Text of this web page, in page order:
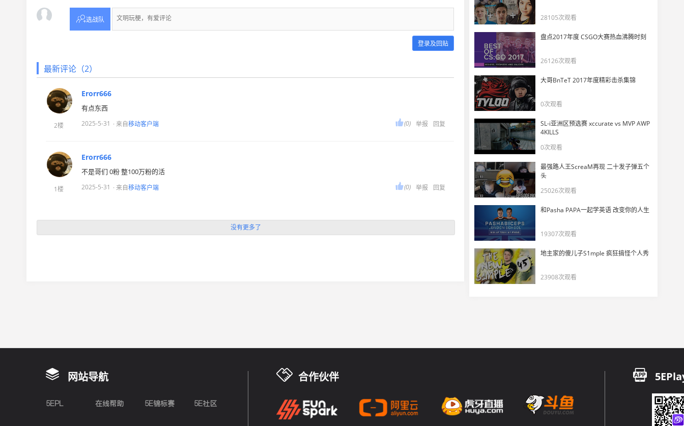
开麦可惜，闭麦撒币
CS职业哥打bot热身集合
IEM达拉斯2025精彩时刻
不巧的是 我是一个很不会分别的人
唐人也是人！
“我当然知道那不是我的月亮”
IEM达拉斯2025决赛精彩镜头
200IQ的战术
4760
37
选战队
登录及回贴
最新评论（2）
2楼
Erorr666
有点东西
2025-5-31 · 来自移动客户端 回复
举报
(0)
1楼
Erorr666
不是哥们 0粉 整100万粉的活
2025-5-31 · 来自移动客户端 回复
举报
(0)
没有更多了
28105次观看
盘点2017年度 CSGO大赛热血沸腾时刻
26126次观看
大哥BnTeT 2017年度精彩击杀集锦
0次观看
SL-i亚洲区预选赛 xccurate vs MVP AWP
4KILLS
0次观看
最强路人王ScreaM再现 二十发子弹五个
头
25026次观看
和Pasha PAPA一起学英语 改变你的人生
19307次观看
地主家的傻儿子S1mple 疯狂搞怪个人秀
23908次观看
网站导航
5EPL 在线帮助 5E锦标赛 5E社区
合作伙伴